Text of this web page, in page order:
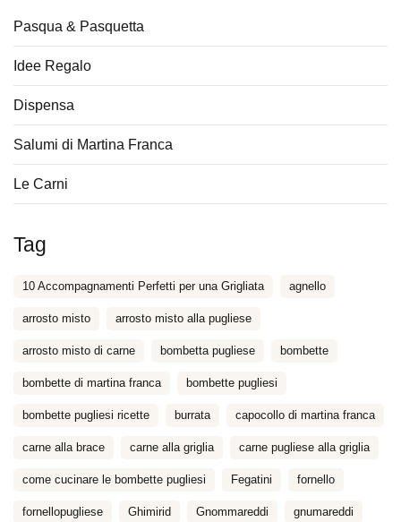
Pasqua & Pasquetta
Idee Regalo
Dispensa
Salumi di Martina Franca
Le Carni
Tag
10 Accompagnamenti Perfetti per una Grigliata agnello
arrosto misto arrosto misto alla pugliese
arrosto misto di carne bombetta pugliese bombette
bombette di martina franca bombette pugliesi
bombette pugliesi ricette burrata capocollo di martina franca
carne alla brace carne alla griglia carne pugliese alla griglia
come cucinare le bombette pugliesi Fegatini fornello
fornellopugliese Ghimirid Gnommareddi gnumareddi